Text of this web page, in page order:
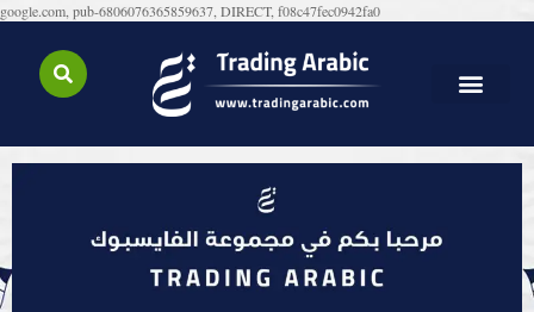
google.com, pub-6806076365859637, DIRECT, f08c47fec0942fa0